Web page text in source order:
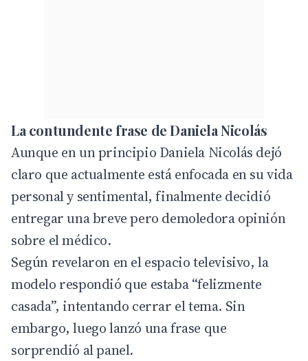
La contundente frase de Daniela Nicolás
Aunque en un principio Daniela Nicolás dejó
claro que actualmente está enfocada en su vida
personal y sentimental, finalmente decidió
entregar una breve pero demoledora opinión
sobre el médico.
Según revelaron en el espacio televisivo, la
modelo respondió que estaba “felizmente
casada”, intentando cerrar el tema. Sin
embargo, luego lanzó una frase que
sorprendió al panel.